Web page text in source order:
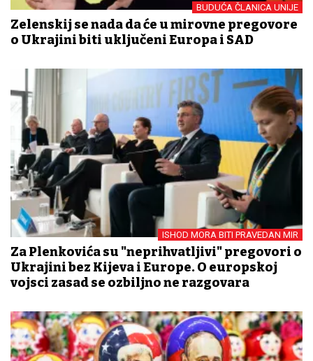
BUDUĆA ČLANICA UNIJE
Zelenskij se nada da će u mirovne pregovore
o Ukrajini biti uključeni Europa i SAD
ISHOD MORA BITI PRAVEDAN MIR
Za Plenkovića su "neprihvatljivi" pregovori o
Ukrajini bez Kijeva i Europe. O europskoj
vojsci zasad se ozbiljno ne razgovara